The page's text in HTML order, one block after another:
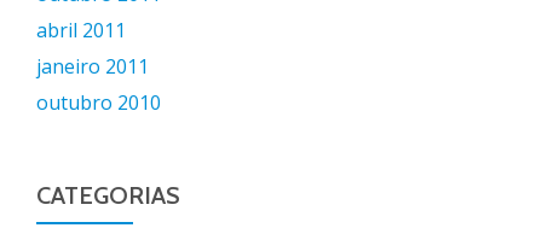
abril 2011
janeiro 2011
outubro 2010
CATEGORIAS